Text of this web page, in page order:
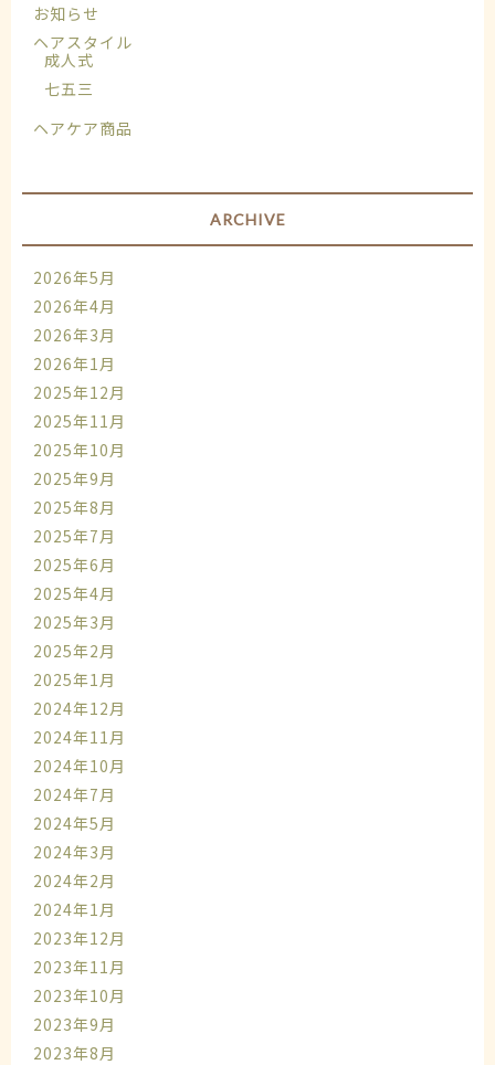
お知らせ
ヘアスタイル
成人式
七五三
ヘアケア商品
ARCHIVE
2026年5月
2026年4月
2026年3月
2026年1月
2025年12月
2025年11月
2025年10月
2025年9月
2025年8月
2025年7月
2025年6月
2025年4月
2025年3月
2025年2月
2025年1月
2024年12月
2024年11月
2024年10月
2024年7月
2024年5月
2024年3月
2024年2月
2024年1月
2023年12月
2023年11月
2023年10月
2023年9月
2023年8月